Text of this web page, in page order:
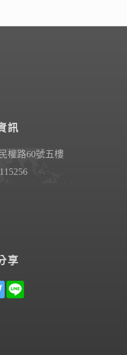
訊
權路60號五樓
享